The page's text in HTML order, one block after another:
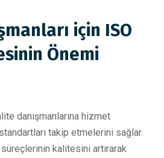
için ISO
Önemi
danışmanlarına hizmet
takip etmelerini sağlar.
süreçlerinin kalitesini artırarak